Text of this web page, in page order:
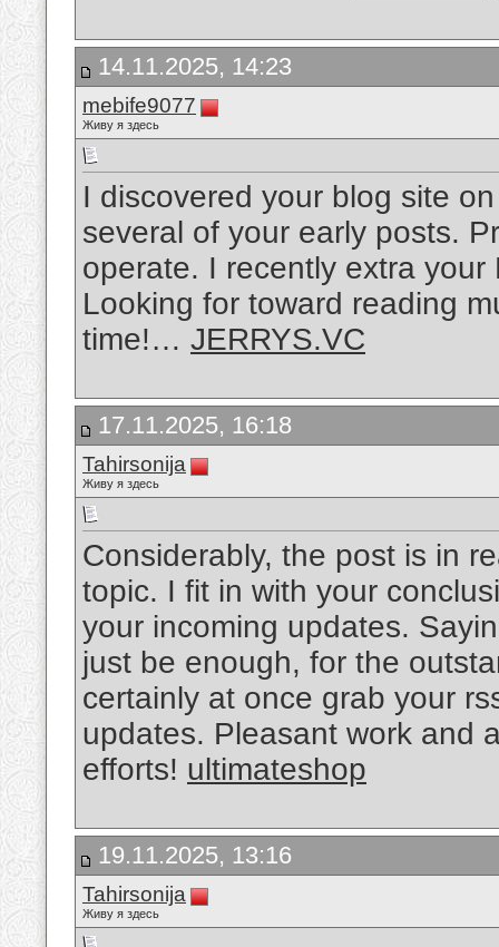
14.11.2025, 14:23
mebife9077
Живу я здесь
I discovered your blog site
several of your early posts.
operate. I recently extra
Looking for toward reading
time!… JERRYS.VC
17.11.2025, 16:18
Tahirsonija
Живу я здесь
Considerably, the post is in
topic. I fit in with your
your incoming updates.
just be enough, for the
certainly at once grab your
updates. Pleasant work and
efforts! ultimateshop
19.11.2025, 13:16
Tahirsonija
Живу я здесь